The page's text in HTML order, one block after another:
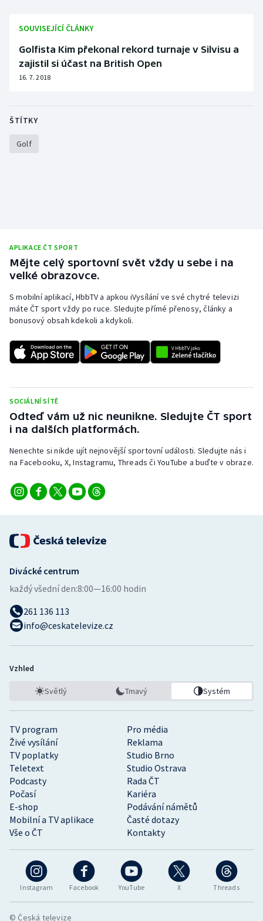
Rychlobruslení
Rychlostní kanoistika
Stolní tenis
Volejbal
Ostatní
SOUVISEJÍCÍ ČLÁNKY
Golfista Kim překonal rekord turnaje v Silvisu a
zajistil si účast na British Open
16. 7. 2018
ŠTÍTKY
Golf
APLIKACE ČT SPORT
Mějte celý sportovní svět vždy u sebe i na
velké obrazovce.
S mobilní aplikací, HbbTV a apkou iVysílání ve své chytré televizi
máte ČT sport vždy po ruce. Sledujte přímé přenosy, články a
bonusový obsah kdekoli a kdykoli.
SOCIÁLNÍ SÍTĚ
Odteď vám už nic neunikne. Sledujte ČT sport
i na dalších platformách.
Nenechte si nikde ujít nejnovější sportovní události. Sledujte nás i
na Facebooku, X, Instagramu, Threads či YouTube a buďte v obraze.
Instagram Facebook YouTube X Threads
TV program
Pro média
Živé vysílání
Reklama
TV poplatky
Studio Brno
Teletext
Studio Ostrava
Podcasty
Rada ČT
Počasí
Kariéra
E-shop
Podávání námětů
Mobilní a TV aplikace
Časté dotazy
Vše o ČT
Kontakty
Divácké centrum
každý všední den:8:00—16:00 hodin
261 136 113
info@ceskatelevize.cz
Vzhled
Světlý Tmavý Systém
© Česká televize